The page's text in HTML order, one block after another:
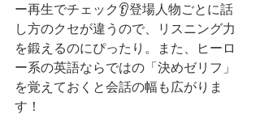
ー再生でチェック👂登場人物ごとに話
し方のクセが違うので、リスニング力
を鍛えるのにぴったり。また、ヒーロ
ー系の英語ならではの「決めゼリフ」
を覚えておくと会話の幅も広がりま
す！